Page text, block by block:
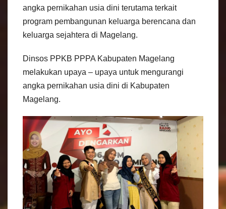
angka pernikahan usia dini terutama terkait
program pembangunan keluarga berencana dan
keluarga sejahtera di Magelang.
Dinsos PPKB PPPA Kabupaten Magelang
melakukan upaya – upaya untuk mengurangi
angka pernikahan usia dini di Kabupaten
Magelang.